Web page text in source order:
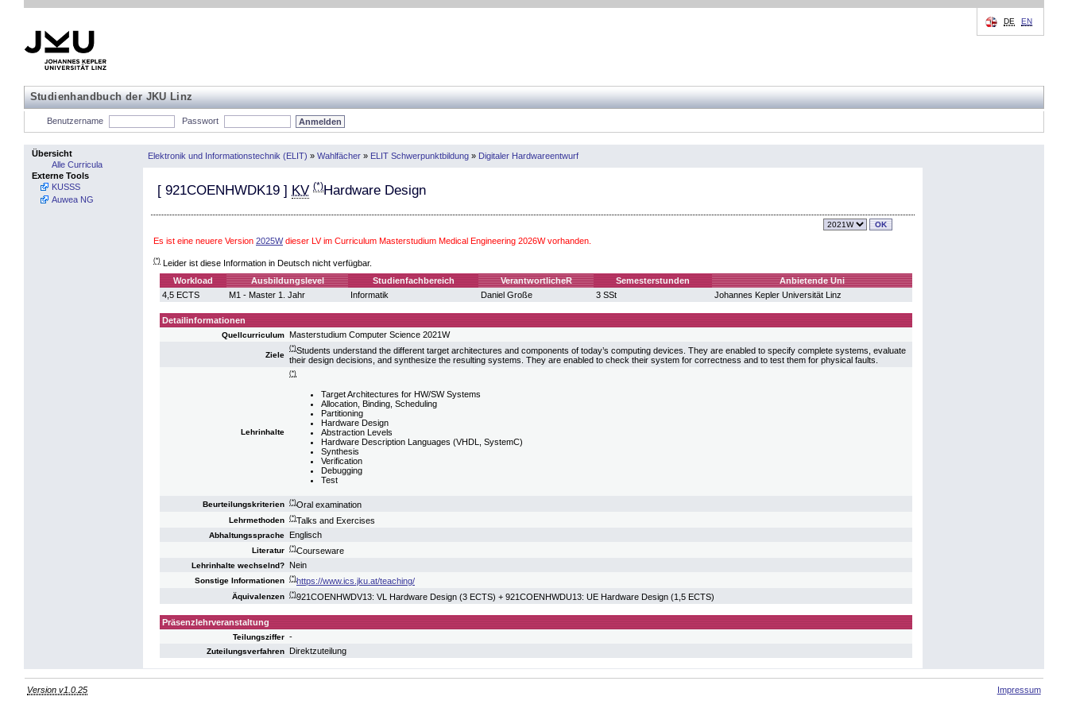
Studienhandbuch der JKU Linz
DE EN
Benutzername Passwort
Übersicht
Alle Curricula
Externe Tools
KUSSS
Auwea NG
Elektronik und Informationstechnik (ELIT) » Wahlfächer » ELIT Schwerpunktbildung » Digitaler Hardwareentwurf
[ 921COENHWDK19 ] KV (*)Hardware Design
Es ist eine neuere Version 2025Wdieser LV im Curriculum Masterstudium Medical Engineering 2026W vorhanden.
(*) Leider ist diese Information in Deutsch nicht verfügbar.
Workload
Ausbildungslevel Studienfachbereich VerantwortlicheR Semesterstunden
Anbietende Uni
4,5 ECTS
M1 - Master 1. Jahr Informatik Daniel Große 3 SSt Johannes Kepler Universität Linz
Detailinformationen
Quellcurriculum Masterstudium Computer Science 2021W
Ziele
(*)Students understand the different target architectures and components of today’s computing devices. They are enabled to specify complete systems, evaluate
their design decisions, and synthesize the resulting systems. They are enabled to check their system for correctness and to test them for physical faults.
Lehrinhalte
(*)
Target Architectures for HW/SW Systems
Allocation, Binding, Scheduling
Partitioning
Hardware Design
Abstraction Levels
Hardware Description Languages (VHDL, SystemC)
Synthesis
Verification
Debugging
Test
Beurteilungskriterien (*)Oral examination
Lehrmethoden (*)Talks and Exercises
Abhaltungssprache Englisch
Literatur (*)Courseware
Lehrinhalte wechselnd? Nein
Sonstige Informationen (*)https://www.ics.jku.at/teaching/
Äquivalenzen (*)921COENHWDV13: VL Hardware Design (3 ECTS) + 921COENHWDU13: UE Hardware Design (1,5 ECTS)
Präsenzlehrveranstaltung
Teilungsziffer -
Zuteilungsverfahren Direktzuteilung
Version v1.0.25 Impressum